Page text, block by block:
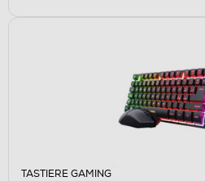
TASTIERE GAMING